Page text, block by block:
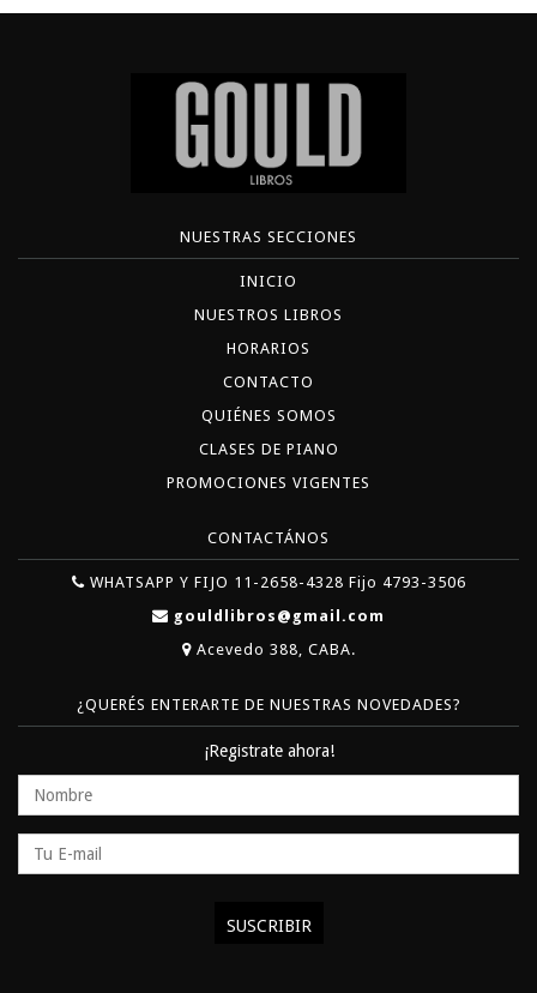
NUESTRAS SECCIONES
INICIO
NUESTROS LIBROS
HORARIOS
CONTACTO
QUIÉNES SOMOS
CLASES DE PIANO
PROMOCIONES VIGENTES
CONTACTÁNOS
WHATSAPP Y FIJO 11-2658-4328 Fijo 4793-3506
gouldlibros@gmail.com
Acevedo 388, CABA.
¿QUERÉS ENTERARTE DE NUESTRAS NOVEDADES?
¡Registrate ahora!